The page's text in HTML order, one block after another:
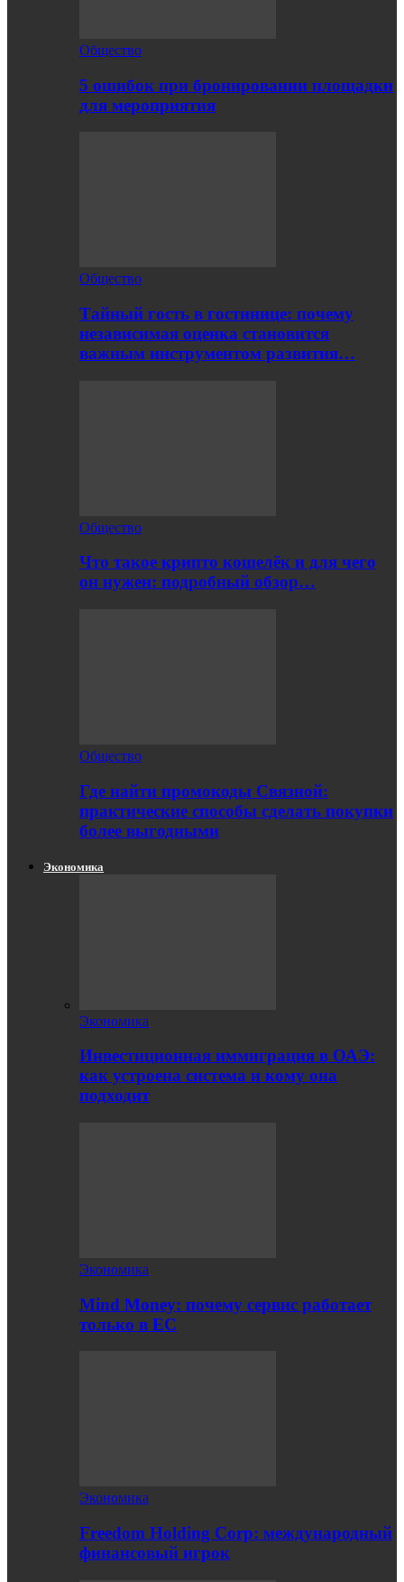
Общество
5 ошибок при бронировании площадки
для мероприятия
Общество
Тайный гость в гостинице: почему
независимая оценка становится
важным инструментом развития…
Общество
Что такое крипто кошелёк и для чего
он нужен: подробный обзор…
Общество
Где найти промокоды Связной:
практические способы сделать покупки
более выгодными
Экономика
Экономика
Инвестиционная иммиграция в ОАЭ:
как устроена система и кому она
подходит
Экономика
Mind Money: почему сервис работает
только в ЕС
Экономика
Freedom Holding Corp: международный
финансовый игрок